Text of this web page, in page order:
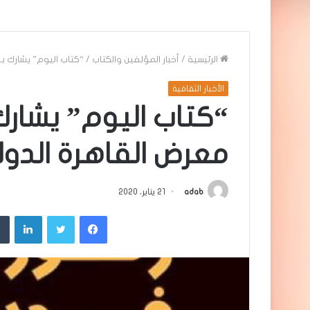
الرئيسية / أخبار المؤلفين والكتاب / “كتاب اليوم” يشارك بــ 1100 إصدار في معرض القاهرة الدولى
الأخبار الثقافية
معرض القاهرة
adab 21 يناير، 2020
فيسبوكتويتر